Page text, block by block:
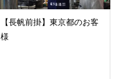
【長帆前掛】東京都のお客
様